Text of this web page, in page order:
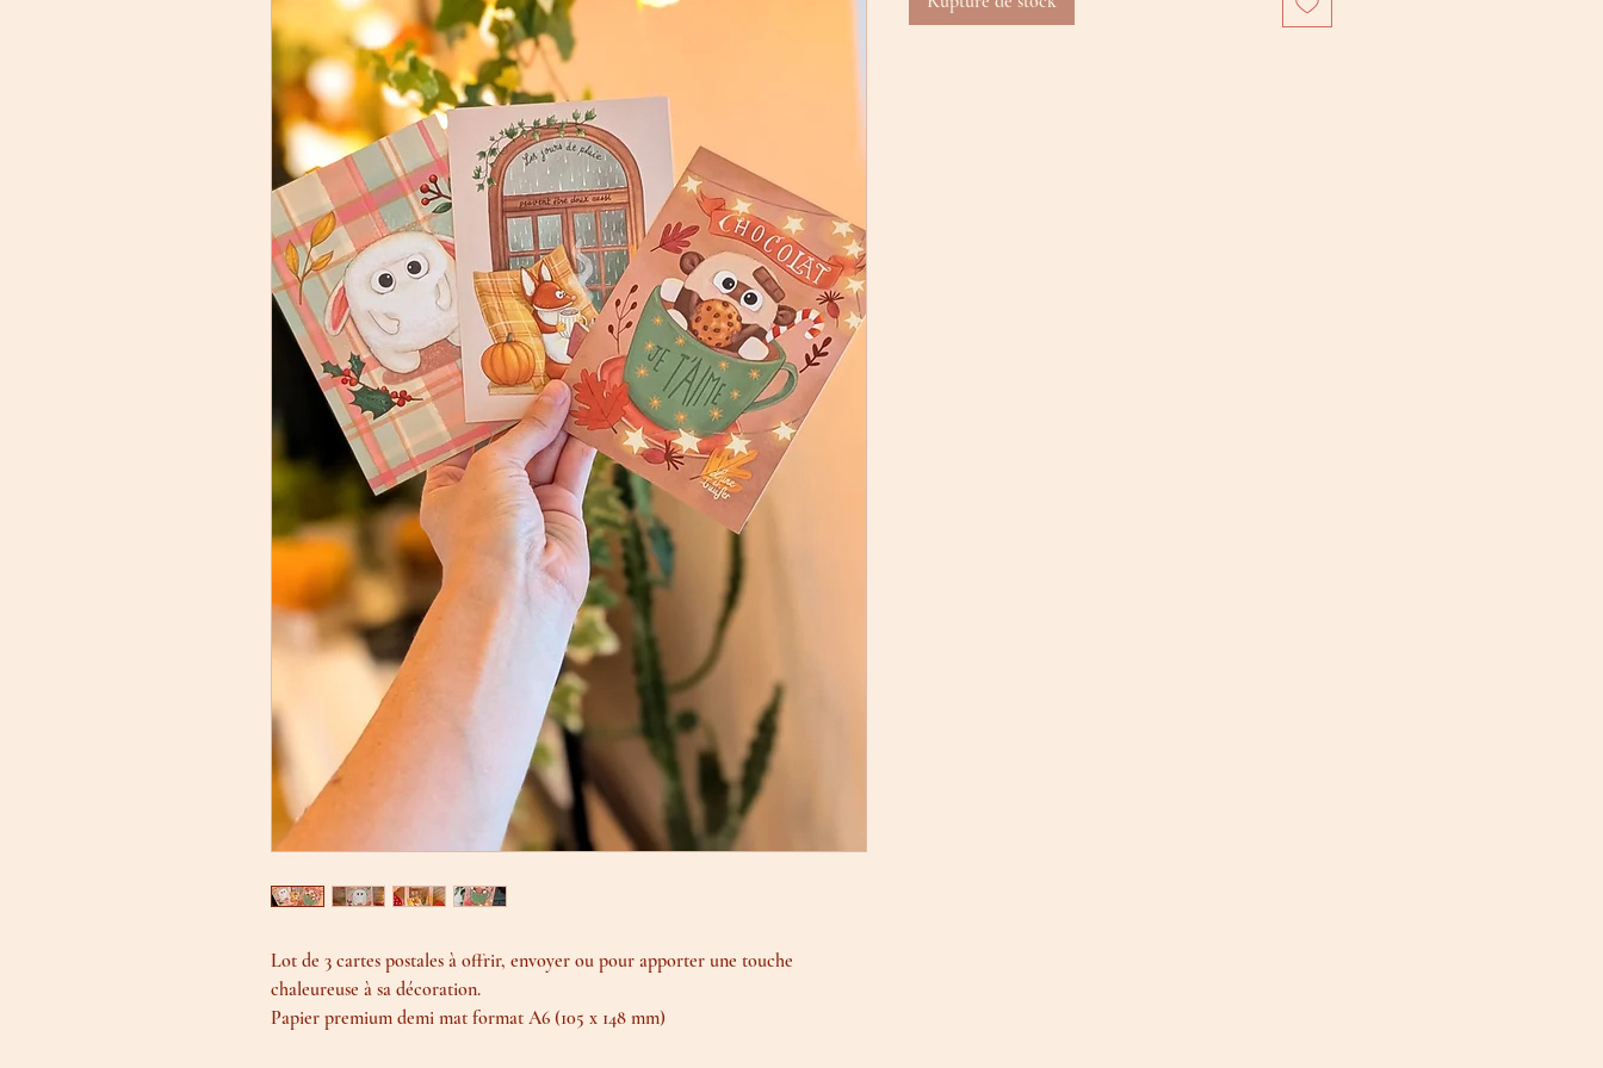
Lot de 3 cartes postales à offrir, envoyer ou pour apporter une touche
chaleureuse à sa décoration.
Papier premium demi mat format A6 (105 x 148 mm)